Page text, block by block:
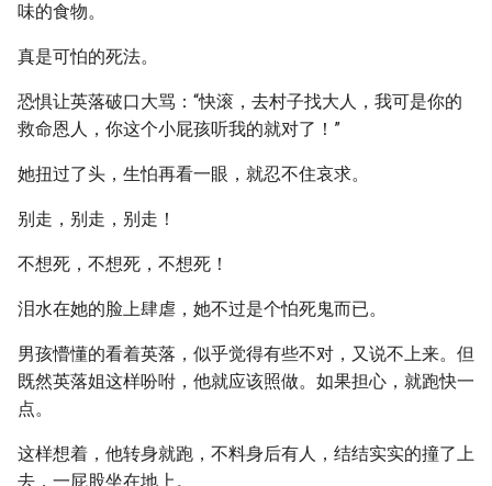
味的食物。
真是可怕的死法。
恐惧让英落破口大骂：“快滚，去村子找大人，我可是你的
救命恩人，你这个小屁孩听我的就对了！”
她扭过了头，生怕再看一眼，就忍不住哀求。
别走，别走，别走！
不想死，不想死，不想死！
泪水在她的脸上肆虐，她不过是个怕死鬼而已。
男孩懵懂的看着英落，似乎觉得有些不对，又说不上来。但
既然英落姐这样吩咐，他就应该照做。如果担心，就跑快一
点。
这样想着，他转身就跑，不料身后有人，结结实实的撞了上
去，一屁股坐在地上。